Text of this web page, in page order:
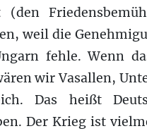
weil die
fehle. Wenn
wir Vasallen,
Das heißt
Der Krieg ist